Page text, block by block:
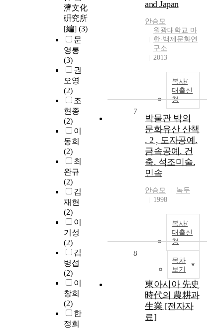
濟文化
硏究所
[編] (3)
문
영롱
(3)
권
오영
(2)
조
현종
(2)
이
동희
(2)
최
완규
(2)
김
재현
(2)
이
기성
(2)
김
병섭
(2)
이
창희
(2)
한
정희
and Japan
안승모
원광대학교 마
한·백제문화연
구소
2013
복사/
대출신
청
7
박물관 밖의
문화유산 산책
. 2 , 도자공예.
금속공예. 건
축. 석조미술.
민속
안승모
녹두
1998
복사/
대출신
청
목차
보기
8
東아시아 先史
時代의 農耕과
生業 [전자자
료]